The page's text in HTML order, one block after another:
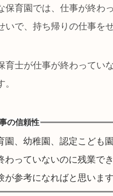
保育園では、仕事が終わ
いで、持ち帰りの仕事を
育士が仕事が終わってい
の信頼性
園、幼稚園、認定こども
わっていないのに残業で
が参考になればと思います